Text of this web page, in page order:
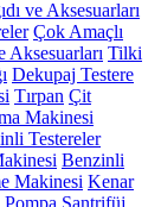
ve Aksesuarları
Çok Amaçlı
Aksesuarları Tilki
Dekupaj Testere
Tırpan Çit
Makinesi
Testereler
Benzinli
Makinesi Kenar
Pompa Santrifüj